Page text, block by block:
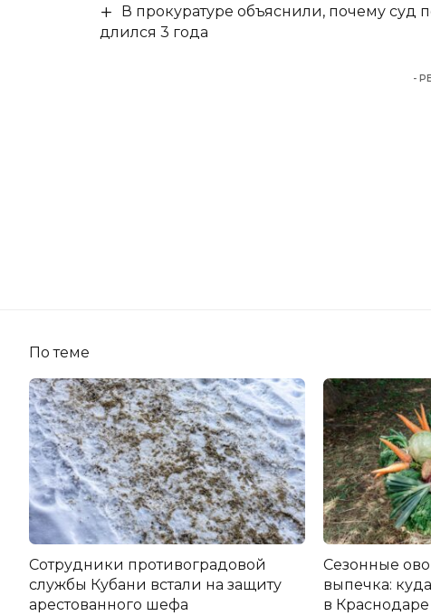
В прокуратуре объяснили, почему суд
длился 3 года
-
По теме
Сотрудники противоградовой
службы Кубани встали на защиту
арестованного шефа
Сезонные
выпечка:
в Краснодаре